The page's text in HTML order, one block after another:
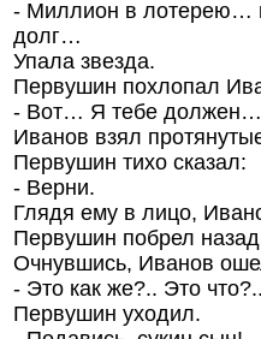
- Миллион в лотерею…
долг…
Упала звезда.
Первушин похлопал
- Вот… Я тебе должен…
Иванов взял
Первушин тихо сказал:
- Верни.
Глядя ему в лицо,
Первушин побрел
Очнувшись, Иванов
- Это как же?.. Это что?..
Первушин уходил.